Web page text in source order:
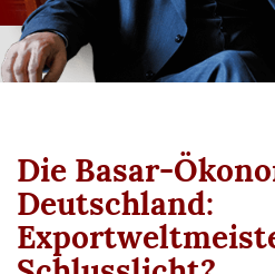
Die Basar-
Deutschland: